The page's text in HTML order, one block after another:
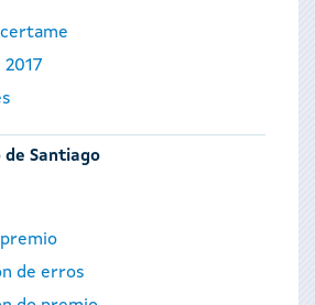
de Santiago
de erros